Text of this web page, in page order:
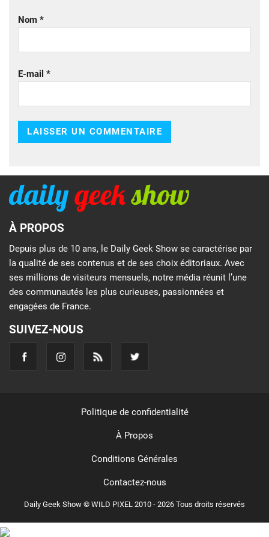
Nom *
E-mail *
À PROPOS
Depuis plus de 10 ans, le Daily Geek Show se caractérise par
la qualité de ses contenus et de ses choix éditoriaux. Avec
ses millions de visiteurs mensuels, notre média réunit l’une
des communautés les plus curieuses, passionnées et
engagées de France.
SUIVEZ-NOUS
Daily Geek Show © WILD PIXEL 2010 - 2026 Tous droits réservés
Politique de confidentialité
À Propos
Conditions Générales
Contactez-nous